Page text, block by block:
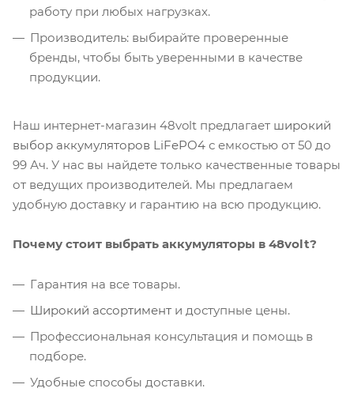
работу при любых нагрузках.
Производитель: выбирайте проверенные
бренды, чтобы быть уверенными в качестве
продукции.
Наш интернет-магазин 48volt предлагает широкий
выбор аккумуляторов LiFePO4 с емкостью от 50 до
99 Ач. У нас вы найдете только качественные товары
от ведущих производителей. Мы предлагаем
удобную доставку и гарантию на всю продукцию.
Почему стоит выбрать аккумуляторы в 48volt?
Гарантия на все товары.
Широкий ассортимент и доступные цены.
Профессиональная консультация и помощь в
подборе.
Удобные способы доставки.